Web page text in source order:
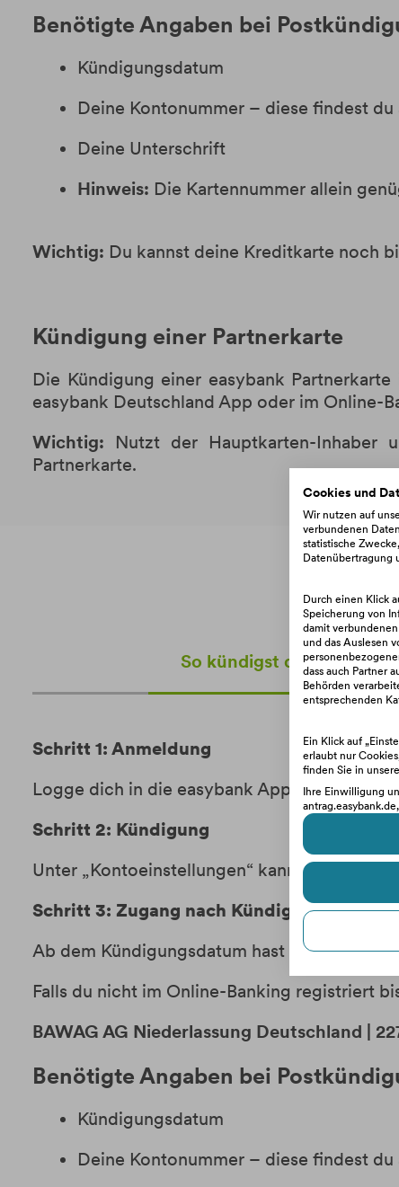
Benötigte Angaben bei
Kündigungsdatum
Deine Kontonummer – diese findest
Deine Unterschrift
Hinweis: Die Kartennummer allein
Wichtig: Du kannst deine Kreditkarte noch
Kündigung einer Partnerkarte
Die Kündigung einer easybank
easybank Deutschland App oder im Online-
Wichtig: Nutzt der Hauptkarten-Inhaber
Partnerkarte.
So kündigst du dein
Schritt 1: Anmeldung
Logge dich in die easybank App oder ins
Schritt 2: Kündigung
Unter „Kontoeinstellungen“ kannst du dein
Schritt 3: Zugang nach Kündigung
Ab dem Kündigungsdatum hast du noch
Falls du nicht im Online-Banking registriert
BAWAG AG Niederlassung Deutschland |
Benötigte Angaben bei
Kündigungsdatum
Deine Kontonummer – diese findest
Cookies und
Wir nutzen auf
verbundenen
statistische
Datenübertragung
Durch einen Klick
Speicherung von
damit
und das Auslesen
dass auch Partner
Behörden
entsprechenden
Ein Klick auf
erlaubt nur
finden Sie in
Ihre Einwilligung